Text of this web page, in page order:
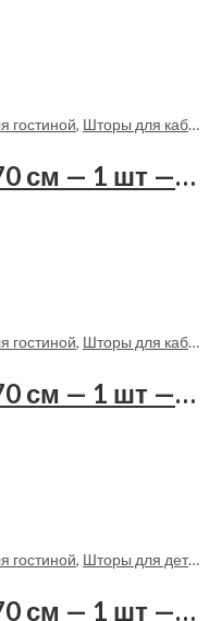
гостиной, Шторы для кабинета
Штора канвас 150х270 см — 1 шт — 70009 в спальню, в гостиную
гостиной, Шторы для кабинета
Штора канвас 150х270 см — 1 шт — 70010 в спальню, в гостиную
гостиной, Шторы для детской
Штора канвас 150х270 см — 1 шт — 70011 в спальню, в гостиную